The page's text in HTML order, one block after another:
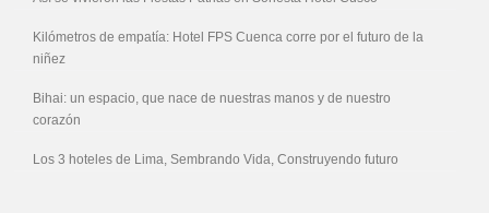
Kilómetros de empatía: Hotel FPS Cuenca corre por el futuro de la
niñez
Bihai: un espacio, que nace de nuestras manos y de nuestro
corazón
Los 3 hoteles de Lima, Sembrando Vida, Construyendo futuro